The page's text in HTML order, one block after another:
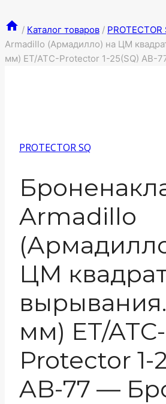
/ Каталог товаров / PROTECTOR
Armadillo (Армадилло) на ЦМ
мм) ET/ATC-Protector 1-25(SQ) AB-
PROTECTOR SQ
Armadillo
ЦМ
мм) ET/ATC-
Protector 1-
AB-77 —